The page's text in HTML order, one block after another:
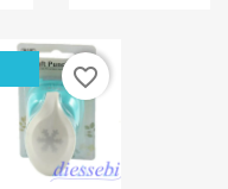
favorite_border